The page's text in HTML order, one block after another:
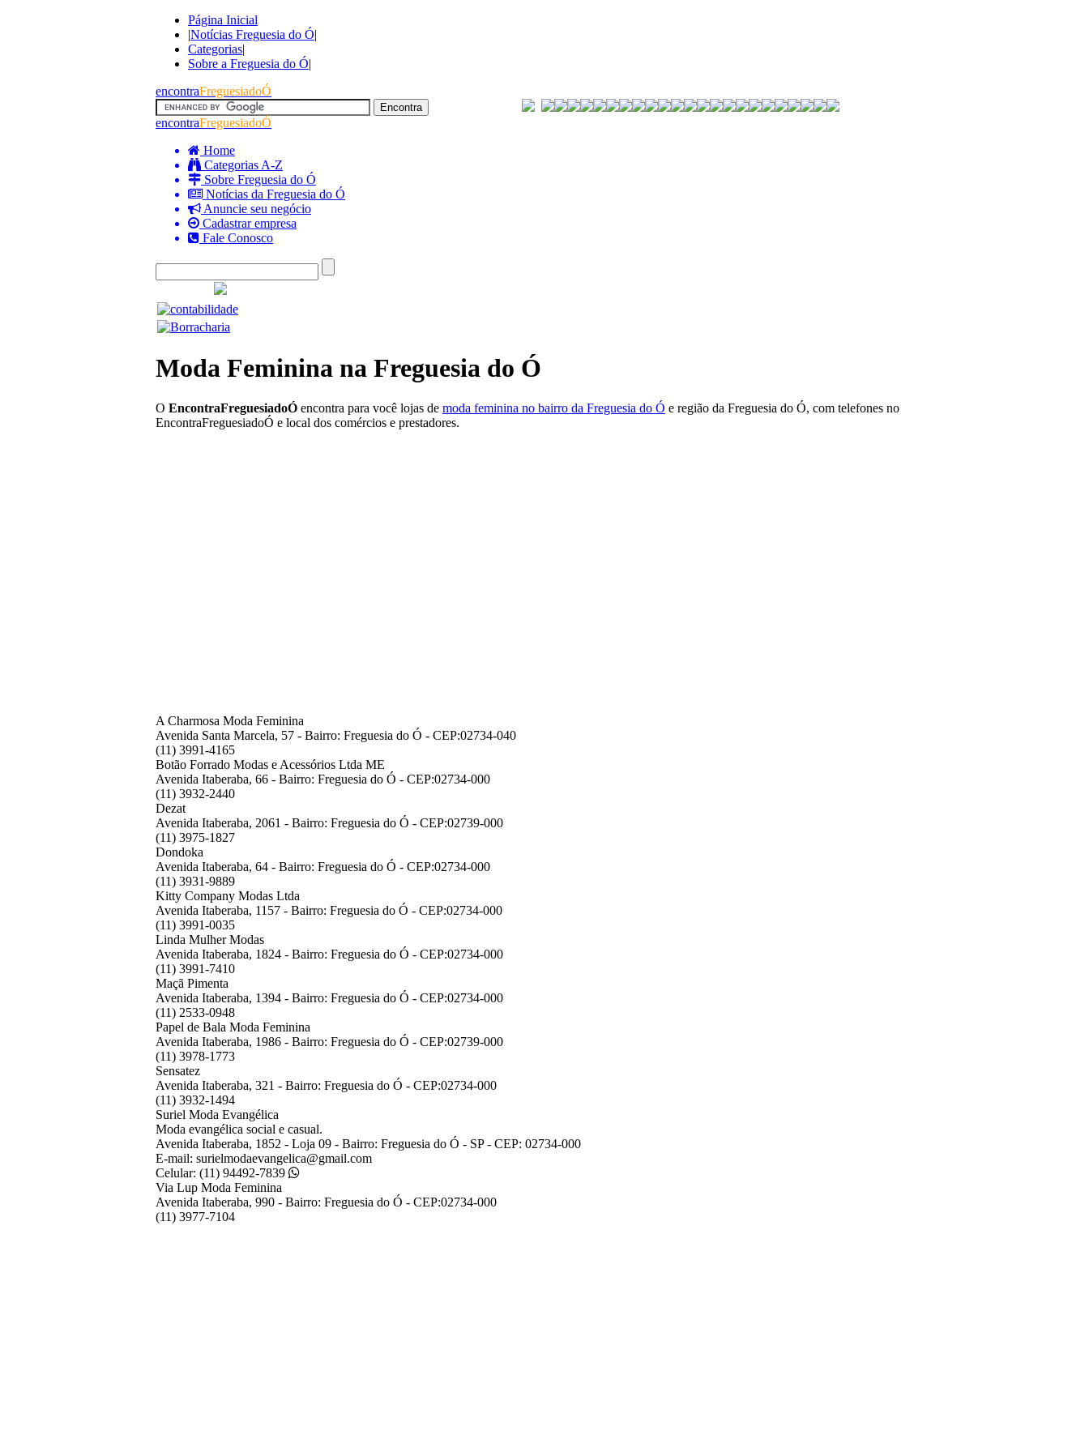
Página Inicial
|Notícias Freguesia do Ó|
Categorias|
Sobre a Freguesia do Ó|
encontraFreguesiadoÓ
encontraFreguesiadoÓ
Home
Categorias A-Z
Sobre Freguesia do Ó
Notícias da Freguesia do Ó
Anuncie seu negócio
Cadastrar empresa
Fale Conosco
Moda Feminina na Freguesia do Ó
O EncontraFreguesiadoÓ encontra para você lojas de moda feminina no bairro da Freguesia do Ó e região da Freguesia do Ó, com telefones no
EncontraFreguesiadoÓ e local dos comércios e prestadores.
A Charmosa Moda Feminina
Avenida Santa Marcela, 57 - Bairro: Freguesia do Ó - CEP:02734-040
(11) 3991-4165
Botão Forrado Modas e Acessórios Ltda ME
Avenida Itaberaba, 66 - Bairro: Freguesia do Ó - CEP:02734-000
(11) 3932-2440
Dezat
Avenida Itaberaba, 2061 - Bairro: Freguesia do Ó - CEP:02739-000
(11) 3975-1827
Dondoka
Avenida Itaberaba, 64 - Bairro: Freguesia do Ó - CEP:02734-000
(11) 3931-9889
Kitty Company Modas Ltda
Avenida Itaberaba, 1157 - Bairro: Freguesia do Ó - CEP:02734-000
(11) 3991-0035
Linda Mulher Modas
Avenida Itaberaba, 1824 - Bairro: Freguesia do Ó - CEP:02734-000
(11) 3991-7410
Maçã Pimenta
Avenida Itaberaba, 1394 - Bairro: Freguesia do Ó - CEP:02734-000
(11) 2533-0948
Papel de Bala Moda Feminina
Avenida Itaberaba, 1986 - Bairro: Freguesia do Ó - CEP:02739-000
(11) 3978-1773
Sensatez
Avenida Itaberaba, 321 - Bairro: Freguesia do Ó - CEP:02734-000
(11) 3932-1494
Suriel Moda Evangélica
Moda evangélica social e casual.
Avenida Itaberaba, 1852 - Loja 09 - Bairro: Freguesia do Ó - SP - CEP: 02734-000
E-mail: surielmodaevangelica@gmail.com
Celular: (11) 94492-7839
Via Lup Moda Feminina
Avenida Itaberaba, 990 - Bairro: Freguesia do Ó - CEP:02734-000
(11) 3977-7104